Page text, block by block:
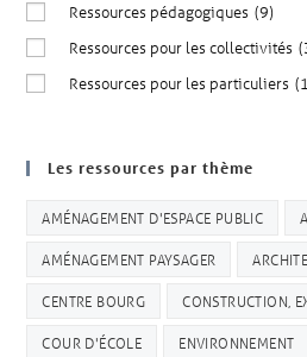
Ressources pédagogiques (9)
Ressources pour les collectivités
Ressources pour les particuliers
Les ressources par thème
AMÉNAGEMENT D'ESPACE PUBLIC
AMÉNAGEMENT PAYSAGER
CENTRE BOURG CONSTRUCTION,
COUR D'ÉCOLE ENVIRONNEMENT